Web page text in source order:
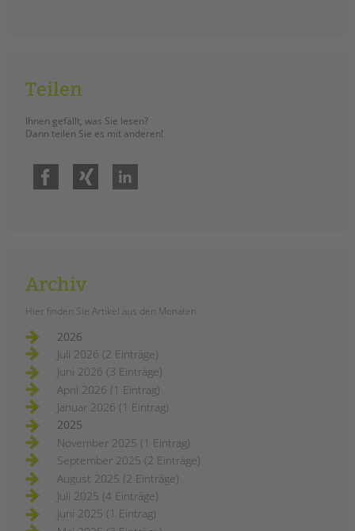
Stellenangebote
NEWS/BLOG
unkuerzbar
Briefe an Kai
KONTAKT
Datenschutz
Hinweisgebersystem
Intranet
Teilen
Ihnen gefällt, was Sie lesen?
Dann teilen Sie es mit anderen!
Facebook
Archiv
Hier finden Sie Artikel aus den Monaten
2026
Juli 2026 (2 Einträge)
Juni 2026 (3 Einträge)
April 2026 (1 Eintrag)
Januar 2026 (1 Eintrag)
2025
November 2025 (1 Eintrag)
September 2025 (2 Einträge)
August 2025 (2 Einträge)
Juli 2025 (4 Einträge)
Juni 2025 (1 Eintrag)